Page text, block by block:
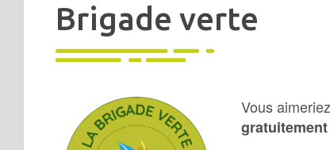
Brigade verte
Vous
gratuitement